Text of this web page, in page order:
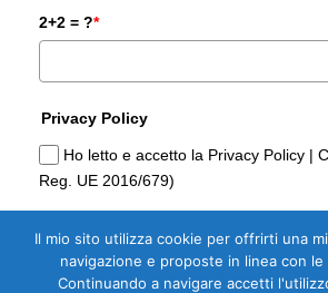
2+2 = ?*
Privacy Policy
Ho letto e accetto la Privacy Policy |
Reg. UE 2016/679)
Sì, Voglio la Guida
Comprare casa di
Il mio sito utilizza cookie per offrirti una
navigazione e proposte in linea con
Continuando a navigare accetti